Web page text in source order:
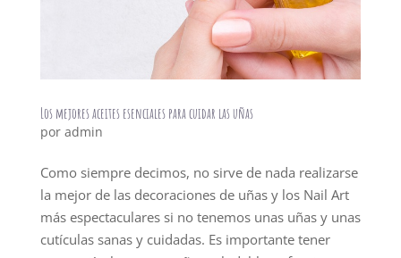
Los mejores aceites esenciales para cuidar las uñas
por admin
Como siempre decimos, no sirve de nada realizarse
la mejor de las decoraciones de uñas y los Nail Art
más espectaculares si no tenemos unas uñas y unas
cutículas sanas y cuidadas. Es importante tener